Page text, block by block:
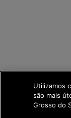
Utilizamos
são mais
Grosso do